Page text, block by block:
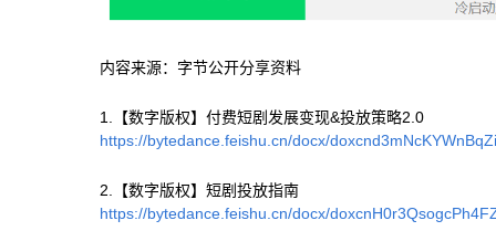
内容来源：字节公开分享资料
1.【数字版权】付费短剧发展变现&投放策略2.0
https://bytedance.feishu.cn/docx/
2.【数字版权】短剧投放指南
https://bytedance.feishu.cn/docx/